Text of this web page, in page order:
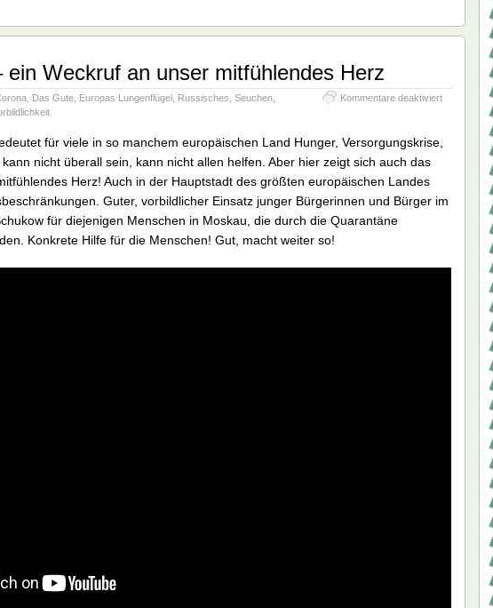
ein Weckruf an unser mitfühlendes Herz
Das Gute Europas Lungenflügel Russisches Seuchen Kommentare deaktiviertfür
mitfühlendes
für viele in so manchem europäischen Land Hunger, Versorgungskrise,
nicht überall sein, kann nicht allen helfen. Aber hier zeigt sich auch das
Herz! Auch in der Hauptstadt des größten europäischen Landes
Guter, vorbildlicher Einsatz junger Bürgerinnen und Bürger im
für diejenigen Menschen in Moskau, die durch die Quarantäne
Konkrete Hilfe für die Menschen! Gut, macht weiter so!